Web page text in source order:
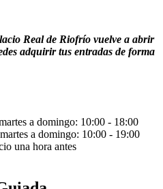
Real de Riofrío vuelve a abrir
adquirir tus entradas de forma
a domingo: 10:00 - 18:00
a domingo: 10:00 - 19:00
una hora antes